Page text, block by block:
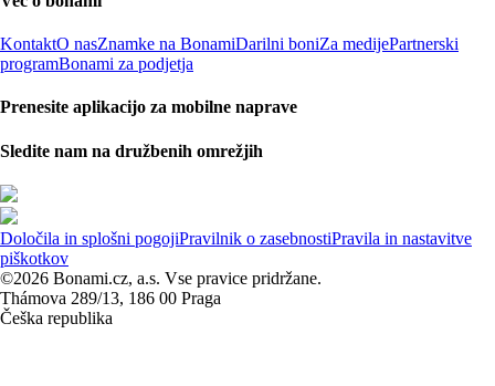
KontaktO nasZnamke na BonamiDarilni boniZa medijePartnerski
programBonami za podjetja
Prenesite aplikacijo za mobilne naprave
Sledite nam na družbenih omrežjih
Določila in splošni pogojiPravilnik o zasebnostiPravila in nastavitve
piškotkov
©2026 Bonami.cz, a.s. Vse pravice pridržane.
Thámova 289/13, 186 00 Praga
Češka republika